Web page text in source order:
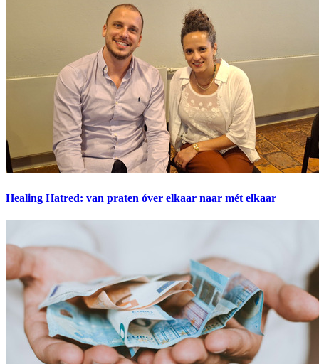
Healing Hatred: van praten óver elkaar naar mét elkaar